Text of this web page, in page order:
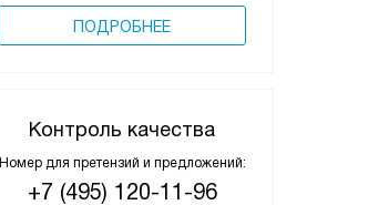
ПОДРОБНЕЕ
Контроль качества
Номер для претензий и предложений:
+7 (495) 120-11-96